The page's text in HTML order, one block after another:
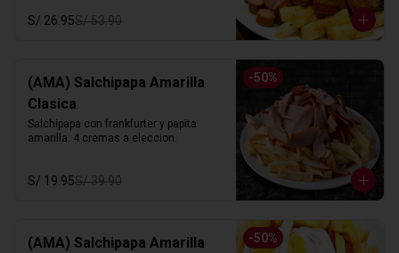
S/ 26.95S/ 53.90
-50%
(AMA) Salchipapa Amarilla
Clasica
Salchipapa con frankfurter y papita
amarilla. 4 cremas a eleccion.
S/ 19.95S/ 39.90
-50%
(AMA) Salchipapa Amarilla